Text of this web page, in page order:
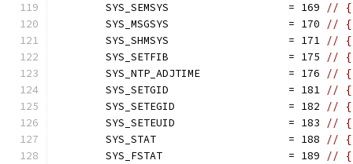
	SYS_SEMSYS                   = 169
// {
	SYS_MSGSYS                   = 170
// {
	SYS_SHMSYS                   = 171
// {
	SYS_SETFIB                   = 175
// {
	SYS_NTP_ADJTIME              = 176
// {
	SYS_SETGID                   = 181
// {
	SYS_SETEGID                  = 182
// {
	SYS_SETEUID                  = 183
// {
	SYS_STAT                     = 188
// {
	SYS_FSTAT                    = 189
// {